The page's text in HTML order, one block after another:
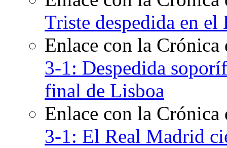
Triste despedida en el
Enlace con la
3-1: Despedida
final de Lisboa
Enlace con la
3-1: El Real Madrid